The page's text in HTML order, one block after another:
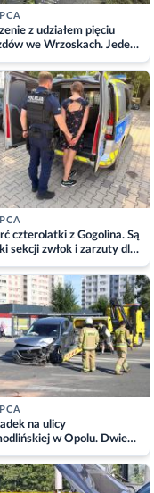
z udziałem pięciu
we Wrzoskach. Jeden
zabrany w
czterolatki z Gogolina. Są
sekcji zwłok i zarzuty dla
na ulicy
w Opolu. Dwie
w szpitalu